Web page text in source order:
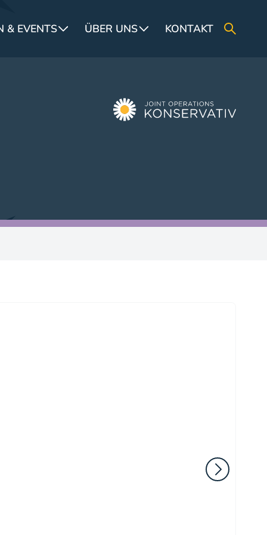
& EVENTS ÜBER UNS KONTAKT